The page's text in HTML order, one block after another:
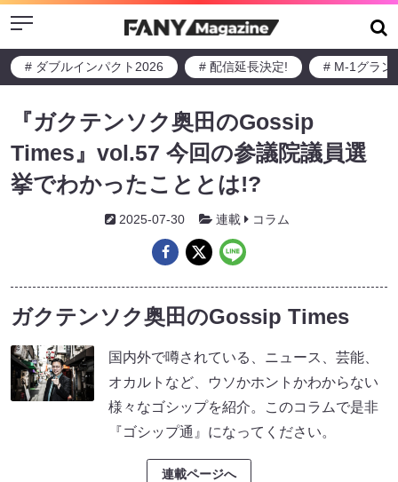
Menu
# ダブルインパクト2026 # 配信延長決定! # M-1グラン
『ガクテンソク奥田のGossip
Times』vol.57 今回の参議院議員選
挙でわかったこととは!?
2025-07-30 連載 コラム
ガクテンソク奥田のGossip Times
国内外で噂されている、ニュース、芸能、
オカルトなど、ウソかホントかわからない
様々なゴシップを紹介。このコラムで是非
『ゴシップ通』になってください。
連載ページへ